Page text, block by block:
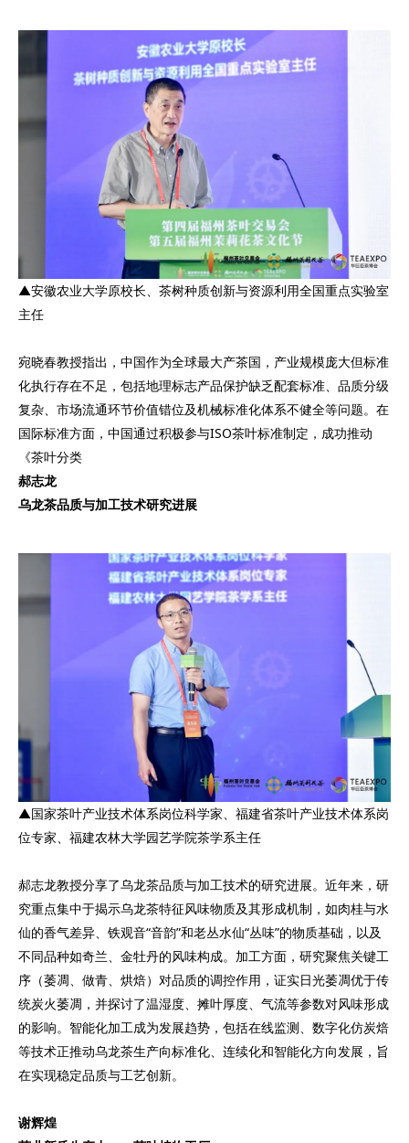
▲安徽农业大学原校长、茶树种质创新与资源利用全国重点实验室
主任
宛晓春教授指出，中国作为全球最大产茶国，产业规模庞大但标准
化执行存在不足，包括地理标志产品保护缺乏配套标准、品质分级
复杂、市场流通环节价值错位及机械标准化体系不健全等问题。在
国际标准方面，中国通过积极参与ISO茶叶标准制定，成功推动
《茶叶分类
郝志龙
乌龙茶品质与加工技术研究进展
▲国家茶叶产业技术体系岗位科学家、福建省茶叶产业技术体系岗
位专家、福建农林大学园艺学院茶学系主任
郝志龙教授分享了乌龙茶品质与加工技术的研究进展。近年来，研
究重点集中于揭示乌龙茶特征风味物质及其形成机制，如肉桂与水
仙的香气差异、铁观音“音韵”和老丛水仙“丛味”的物质基础，以及
不同品种如奇兰、金牡丹的风味构成。加工方面，研究聚焦关键工
序（萎凋、做青、烘焙）对品质的调控作用，证实日光萎凋优于传
统炭火萎凋，并探讨了温湿度、摊叶厚度、气流等参数对风味形成
的影响。智能化加工成为发展趋势，包括在线监测、数字化仿炭焙
等技术正推动乌龙茶生产向标准化、连续化和智能化方向发展，旨
在实现稳定品质与工艺创新。
谢辉煌